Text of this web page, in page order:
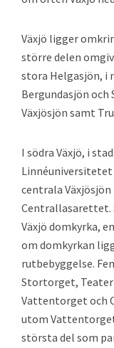
Växjö ligger
större delen
stora Helgasjön, i
Bergundasjön och
Växjösjön samt
I södra Växjö, i
Linnéuniversitetet
centrala Växjösjön
Centrallasarettet.
Växjö domkyrka,
om domkyrkan
rutbebyggelse.
Stortorget,
Vattentorget och
utom
största del som